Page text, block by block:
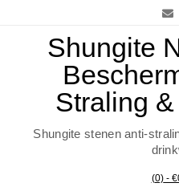
Shungite
Straling
Shungite stenen anti-
(0)-